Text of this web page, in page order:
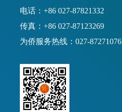
电话：+86 027-87821332
传真：+86 027-87123269
为侨服务热线：027-87271076